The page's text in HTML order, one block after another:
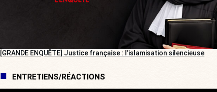
[GRANDE ENQUÊTE] Justice française : l’islamisation silencieuse
ENTRETIENS/RÉACTIONS